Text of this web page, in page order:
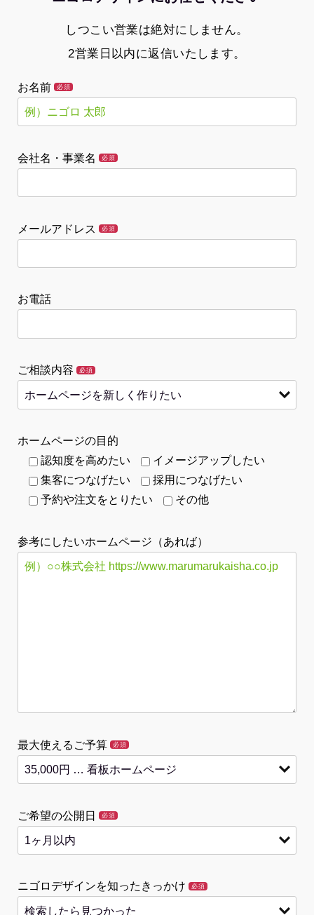
しつこい営業は絶対にしません。
2営業日以内に返信いたします。
お名前 必須
会社名・事業名 必須
メールアドレス 必須
お電話
ご相談内容 必須
ホームページの目的
認知度を高めたい
イメージアップしたい
集客につなげたい
採用につなげたい
予約や注文をとりたい
その他
参考にしたいホームページ（あれば）
最大使えるご予算 必須
ご希望の公開日 必須
ニゴロデザインを知ったきっかけ 必須